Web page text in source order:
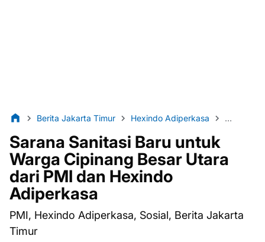
Berita Jakarta Timur Hexindo Adiperkasa Jakarta
Sarana Sanitasi Baru untuk
Warga Cipinang Besar Utara
dari PMI dan Hexindo
Adiperkasa
PMI, Hexindo Adiperkasa, Sosial, Berita Jakarta
Timur